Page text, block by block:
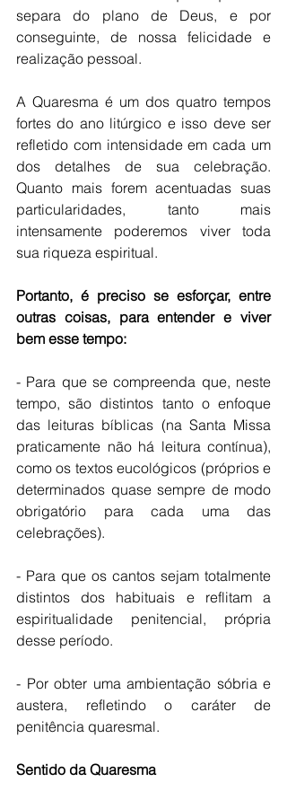
separa do plano de Deus, e por
conseguinte, de nossa felicidade e
realização pessoal.
A Quaresma é um dos quatro tempos
fortes do ano litúrgico e isso deve ser
refletido com intensidade em cada um
dos detalhes de sua celebração.
Quanto mais forem acentuadas suas
particularidades, tanto mais
intensamente poderemos viver toda
sua riqueza espiritual.
Portanto, é preciso se esforçar, entre
outras coisas, para entender e viver
bem esse tempo:
- Para que se compreenda que, neste
tempo, são distintos tanto o enfoque
das leituras bíblicas (na Santa Missa
praticamente não há leitura contínua),
como os textos eucológicos (próprios e
determinados quase sempre de modo
obrigatório para cada uma das
celebrações).
- Para que os cantos sejam totalmente
distintos dos habituais e reflitam a
espiritualidade penitencial, própria
desse período.
- Por obter uma ambientação sóbria e
austera, refletindo o caráter de
penitência quaresmal.
Sentido da Quaresma